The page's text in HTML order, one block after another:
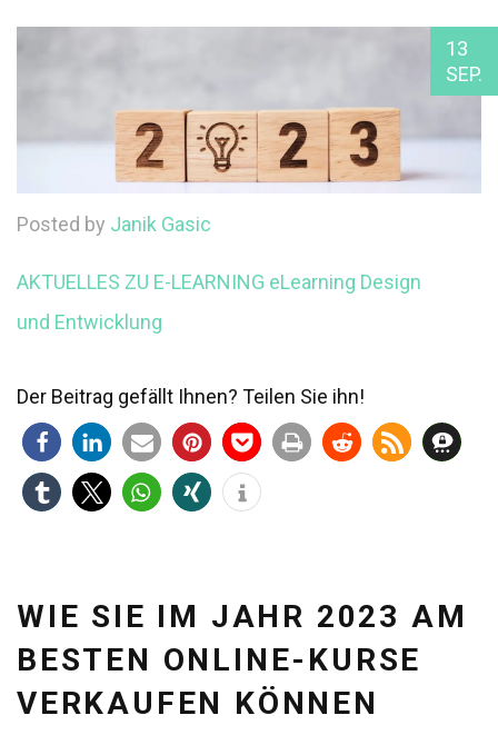
13
SEP.
Posted by Janik Gasic
AKTUELLES ZU E-LEARNING eLearning Design
und Entwicklung
Der Beitrag gefällt Ihnen? Teilen Sie ihn!
WIE SIE IM JAHR 2023 AM
BESTEN ONLINE-KURSE
VERKAUFEN KÖNNEN